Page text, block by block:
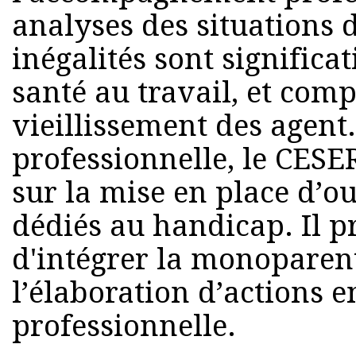
analyses des situations
inégalités sont
santé au travail, et
vieillissement des
professionnelle, le
sur la mise en place
dédiés au handicap. Il
d'intégrer la
l’élaboration d’actions
professionnelle.